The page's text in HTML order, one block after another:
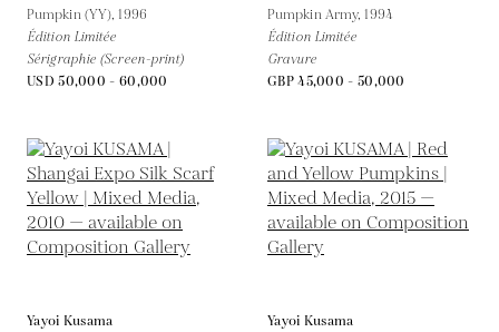
Pumpkin (YY),1996
Édition Limitée
Sérigraphie (Screen-print)
USD 50,000 - 60,000
Pumpkin Army,1994
Édition Limitée
Gravure
GBP 45,000 - 50,000
Yayoi Kusama
Yayoi Kusama